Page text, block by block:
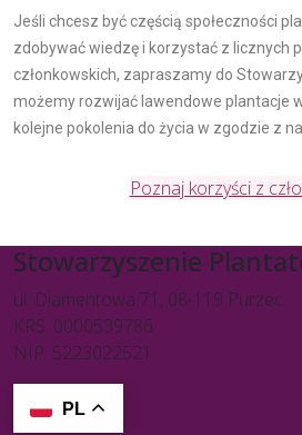
Jeśli chcesz być częścią społeczności
zdobywać wiedzę i korzystać z licznych
członkowskich, zapraszamy do
możemy rozwijać lawendowe plantacje
kolejne pokolenia do życia w zgodzie z
Poznaj korzyści z
Stowarzyszenie
ul. Diamentowa 71, 08-119 Purzec
KRS: 0000539786
NIP: 5223022521
PL